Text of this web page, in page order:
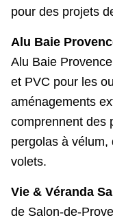
pour des projets
Alu Baie
Alu Baie
et PVC pour les
aménagements
comprennent des
pergolas à
volets.
Vie & Véranda
de Salon-de-